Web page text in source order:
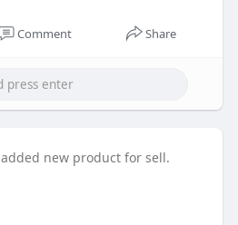
Comment Share
added new product for sell.